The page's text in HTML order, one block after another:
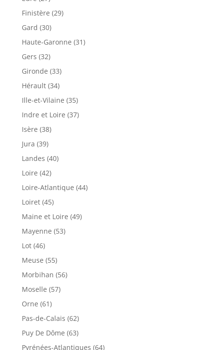
Finistère (29)
Gard (30)
Haute-Garonne (31)
Gers (32)
Gironde (33)
Hérault (34)
Ille-et-Vilaine (35)
Indre et Loire (37)
Isère (38)
Jura (39)
Landes (40)
Loire (42)
Loire-Atlantique (44)
Loiret (45)
Maine et Loire (49)
Mayenne (53)
Lot (46)
Meuse (55)
Morbihan (56)
Moselle (57)
Orne (61)
Pas-de-Calais (62)
Puy De Dôme (63)
Pyrénées-Atlantiques (64)